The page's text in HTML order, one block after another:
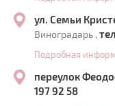
ул. Семьи
Виноградарь ,
Подробная
переулок
197 92 58